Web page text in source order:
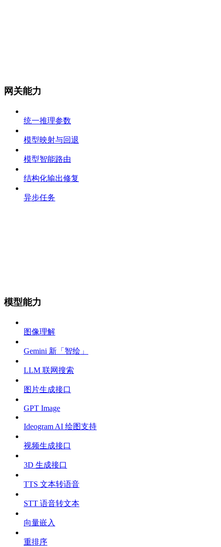
网关能力
统一推理参数
模型映射与回退
模型智能路由
结构化输出修复
异步任务
模型能力
图像理解
Gemini 新「智绘」
LLM 联网搜索
图片生成接口
GPT Image
Ideogram AI 绘图支持
视频生成接口
3D 生成接口
TTS 文本转语音
STT 语音转文本
向量嵌入
重排序